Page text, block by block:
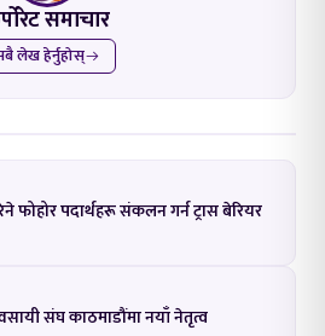
समाचार
लेख हेर्नुहोस्
फोहोर पदार्थहरू संकलन गर्न ट्रास बेरियर
संघ काठमाडौंमा नयाँ नेतृत्व